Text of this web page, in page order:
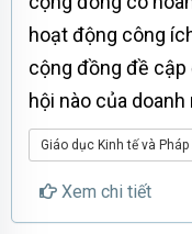
hoạt động công
cộng đồng đề
hội nào của doanh
Giáo dục Kinh tế và
Xem chi tiết